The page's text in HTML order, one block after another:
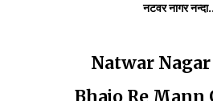
नटवर नागर
Natwar
Bhajo Re Mann